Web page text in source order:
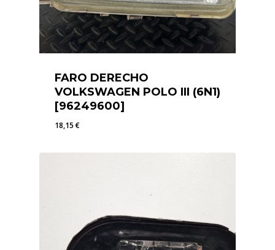
FARO DERECHO
VOLKSWAGEN POLO III (6N1)
[96249600]
18,15€